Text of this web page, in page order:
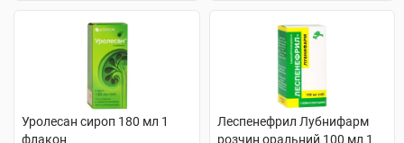
Уролесан сироп 180 мл 1
флакон
Леспенефрил Лубнифарм
розчин оральний 100 мл 1